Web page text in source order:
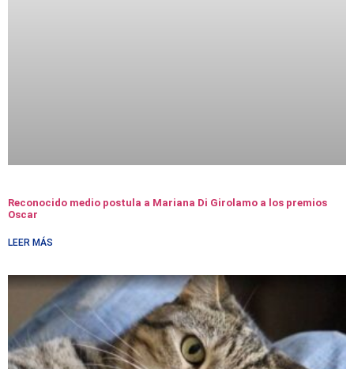
Reconocido medio postula a Mariana Di Girolamo a los premios
Oscar
LEER MÁS